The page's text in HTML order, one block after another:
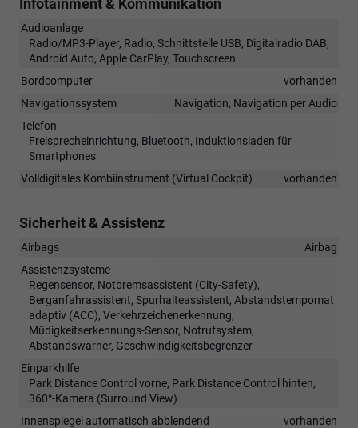
Audioanlage
Radio/MP3-Player, Radio, Schnittstelle USB, Digitalradio DAB,
Android Auto, Apple CarPlay, Touchscreen
Bordcomputer
vorhanden
Navigationssystem
Navigation, Navigation per Audio
Telefon
Freisprecheinrichtung, Bluetooth, Induktionsladen für
Smartphones
Volldigitales Kombiinstrument (Virtual Cockpit)
vorhanden
Sicherheit & Assistenz
Airbags
Airbag
Assistenzsysteme
Regensensor, Notbremsassistent (City-Safety),
Berganfahrassistent, Spurhalteassistent, Abstandstempomat
adaptiv (ACC), Verkehrzeichenerkennung,
Müdigkeitserkennungs-Sensor, Notrufsystem,
Abstandswarner, Geschwindigkeitsbegrenzer
Einparkhilfe
Park Distance Control vorne, Park Distance Control hinten,
360°-Kamera (Surround View)
Innenspiegel automatisch abblendend
vorhanden